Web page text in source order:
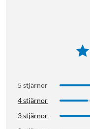
5 stjärnor
4 stjärnor
3 stjärnor